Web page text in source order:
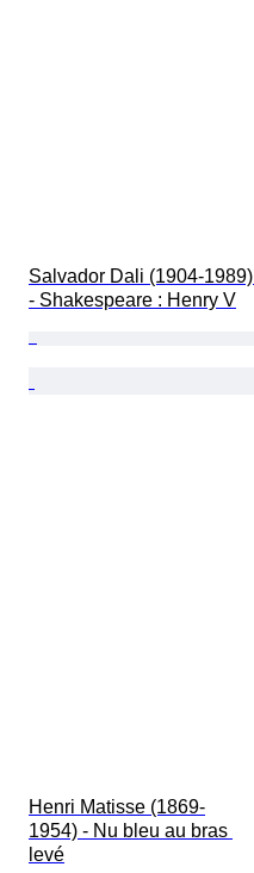
Salvador Dali (1904-1989)
- Shakespeare : Henry V
Henri Matisse (1869-
1954) - Nu bleu au bras
levé